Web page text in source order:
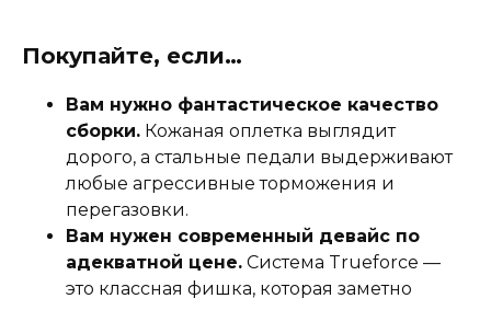
Покупайте, если…
Вам нужно фантастическое качество
сборки. Кожаная оплетка выглядит
дорого, а стальные педали выдерживают
любые агрессивные торможения и
перегазовки.
Вам нужен современный девайс по
адекватной цене. Система Trueforce —
это классная фишка, которая заметно